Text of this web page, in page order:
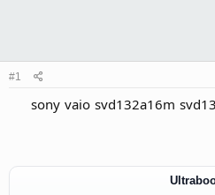
#1
sony vaio svd132a16m